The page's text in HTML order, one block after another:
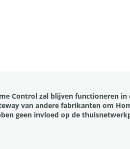
Control zal blijven functioneren
van andere fabrikanten om
geen invloed op de